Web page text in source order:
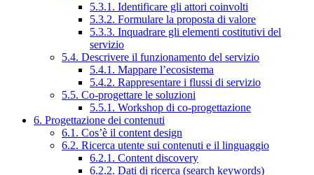
5.3.1. Identificare gli attori coinvolti
5.3.2. Formulare la proposta di valore
5.3.3. Inquadrare gli elementi costitutivi del
servizio
5.4. Descrivere il funzionamento del servizio
5.4.1. Mappare l’ecosistema
5.4.2. Rappresentare i flussi di servizio
5.5. Co-progettare le soluzioni
5.5.1. Workshop di co-progettazione
6. Progettazione dei contenuti
6.1. Cos’è il content design
6.2. Ricerca utente sui contenuti e il linguaggio
6.2.1. Content discovery
6.2.2. Dati di ricerca (search keywords)